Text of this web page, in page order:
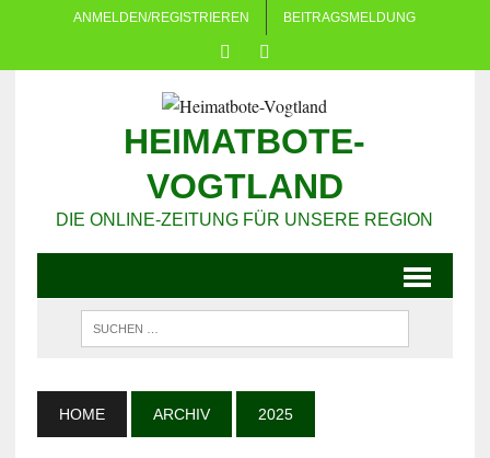
ANMELDEN/REGISTRIEREN BEITRAGSMELDUNG
HEIMATBOTE-
VOGTLAND
DIE ONLINE-ZEITUNG FÜR UNSERE REGION
HOME ARCHIV 2025